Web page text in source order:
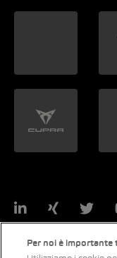
LinkedIn
Xing
Per noi è importante